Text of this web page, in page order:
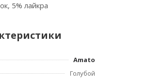
5% лайкра
Amato
Голубой